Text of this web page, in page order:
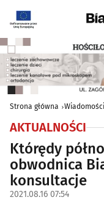
Strona główna Wiadomości
AKTUALNOŚCI
Którędy
obwodnica
konsultacje
2021.08.16 07:54